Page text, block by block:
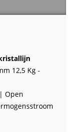
12,5 Kg -
Open